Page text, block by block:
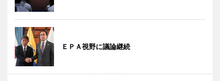
ＥＰＡ視野に議論継続